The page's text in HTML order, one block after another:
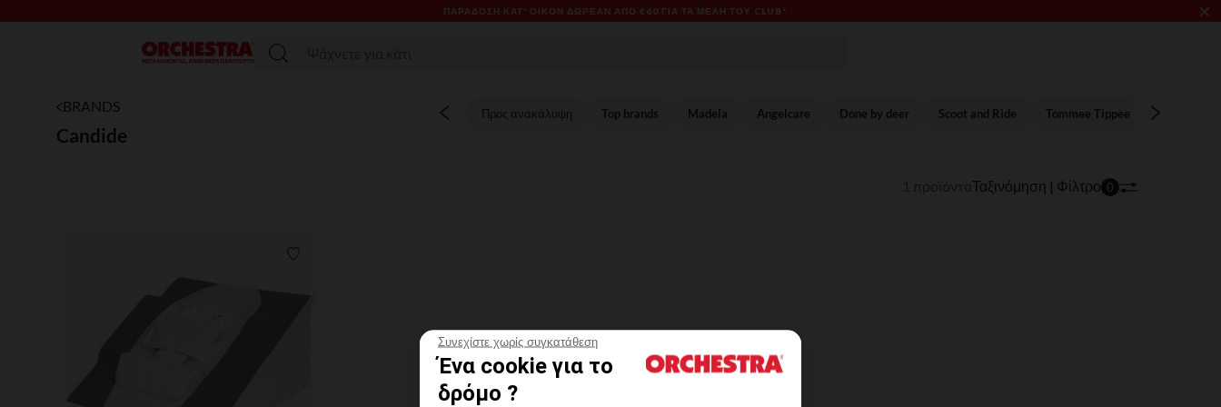
Συνεχίστε χωρίς συγκατάθεση
Ένα cookie για το
δρόμο ?
ΠΑΡΆΔΟΣΗ ΚΑΤ' ΟΊΚΟΝ ΔΩΡΕΑΝ ΑΠΌ €60 ΓΙΑ ΤΑ ΜΈΛΗ ΤΟΥ CLUB* ×
Μενού
BRANDS
Candide
Προς ανακάλυψη Top brands Madela Angelcare Done by deer Scoot and Ride Tommee Tippee badabulle
Ταξινόμηση | Φίλτρο 0